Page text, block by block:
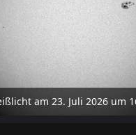
am 23. Juli 2026 um
2026 um 20:42